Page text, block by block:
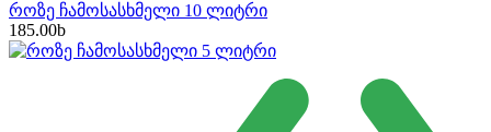
როზე ჩამოსასხმელი 10 ლიტრი
185.00b